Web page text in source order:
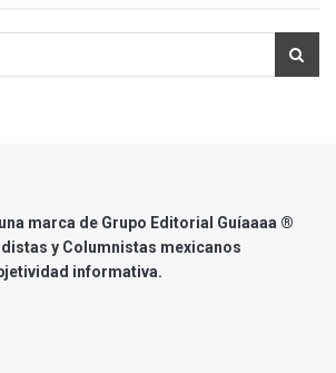
marca de Grupo Editorial Guíaaaa ®
y Columnistas mexicanos
informativa.